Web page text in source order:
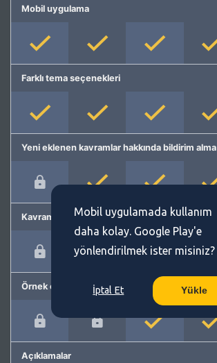
Mobil uygulama
Farklı tema seçenekleri
Yeni eklenen kavramlar hakkında bildirim alma
Kavram önerme
Örnek cümleler
Açıklamalar
Mobil uygulamada kullanım
daha kolay. Google Play'e
yönlendirilmek ister misiniz?
İptal Et Yükle